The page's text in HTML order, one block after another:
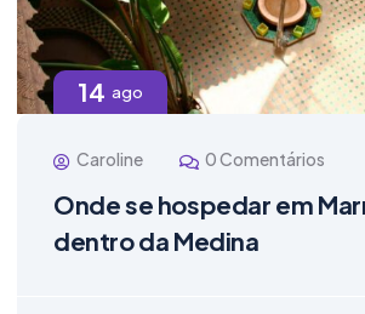
14 ago
Caroline 0 Comentários
Onde se hospedar em
dentro da Medina